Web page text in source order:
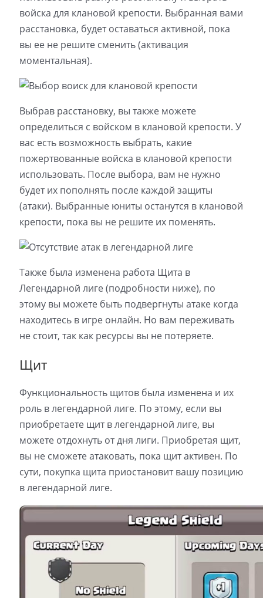
войска для клановой крепости. Выбранная вами
расстановка, будет оставаться активной, пока
вы ее не решите сменить (активация
моментальная).
Выбрав расстановку, вы также можете
определиться с войском в клановой крепости. У
вас есть возможность выбрать, какие
пожертвованные войска в клановой крепости
использовать. После выбора, вам не нужно
будет их пополнять после каждой защиты
(атаки). Выбранные юниты останутся в клановой
крепости, пока вы не решите их поменять.
Также была изменена работа Щита в
Легендарной лиге (подробности ниже), по
этому вы можете быть подвергнуты атаке когда
находитесь в игре онлайн. Но вам переживать
не стоит, так как ресурсы вы не потеряете.
Щит
Функциональность щитов была изменена и их
роль в легендарной лиге. По этому, если вы
приобретаете щит в легендарной лиге, вы
можете отдохнуть от дня лиги. Приобретая щит,
вы не сможете атаковать, пока щит активен. По
сути, покупка щита приостановит вашу позицию
в легендарной лиге.